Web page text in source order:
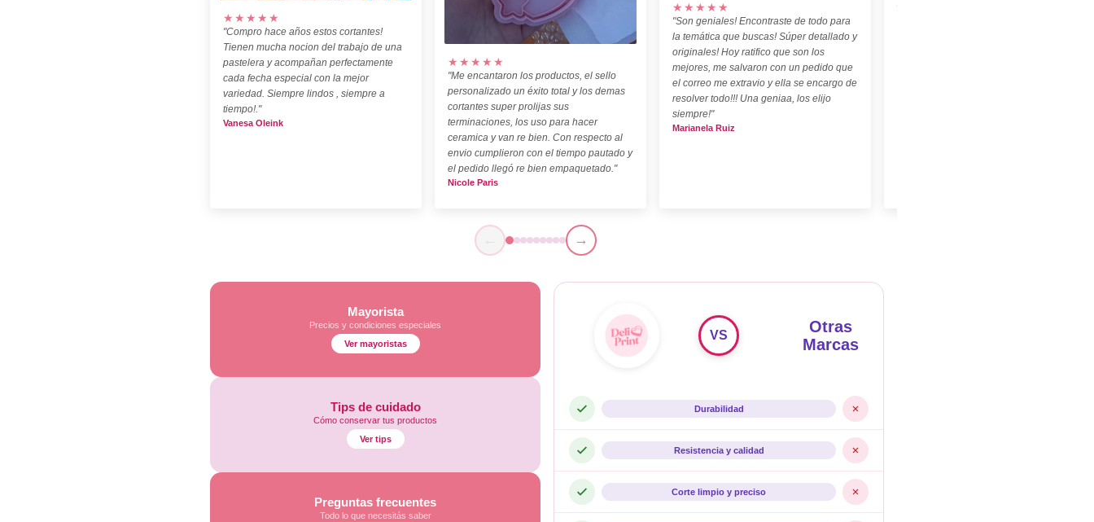
★★★★★
"Compro hace años estos cortantes!
Tienen mucha nocion del trabajo de una
pastelera y acompañan perfectamente
cada fecha especial con la mejor
variedad. Siempre lindos , siempre a
tiempo!."
Vanesa Oleink
★★★★★
"Me encantaron los productos, el sello
personalizado un éxito total y los demas
cortantes super prolijas sus
terminaciones, los uso para hacer
ceramica y van re bien. Con respecto al
envio cumplieron con el tiempo pautado y
el pedido llegó re bien empaquetado."
Nicole Paris
★★★★★
"Son geniales! Encontraste de todo para
la temática que buscas! Súper detallado y
originales! Hoy ratifico que son los
mejores, me salvaron con un pedido que
el correo me extravio y ella se encargo de
resolver todo!!! Una geniaa, los elijo
siempre!"
Marianela Ruiz
← →
Mayorista
Precios y condiciones especiales
Ver mayoristas
Tips de cuidado
Cómo conservar tus productos
Ver tips
Preguntas frecuentes
Todo lo que necesitás saber
Otras
Marcas
VS
Durabilidad
Resistencia y calidad
Corte limpio y preciso